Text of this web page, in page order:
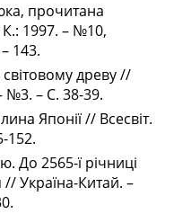
прочитана
К.: 1997. – №10,
143.
древу //
№3. – С. 38-39.
Японії // Всесвіт.
152.
До 2565-ї річниці
Україна-Китай. –